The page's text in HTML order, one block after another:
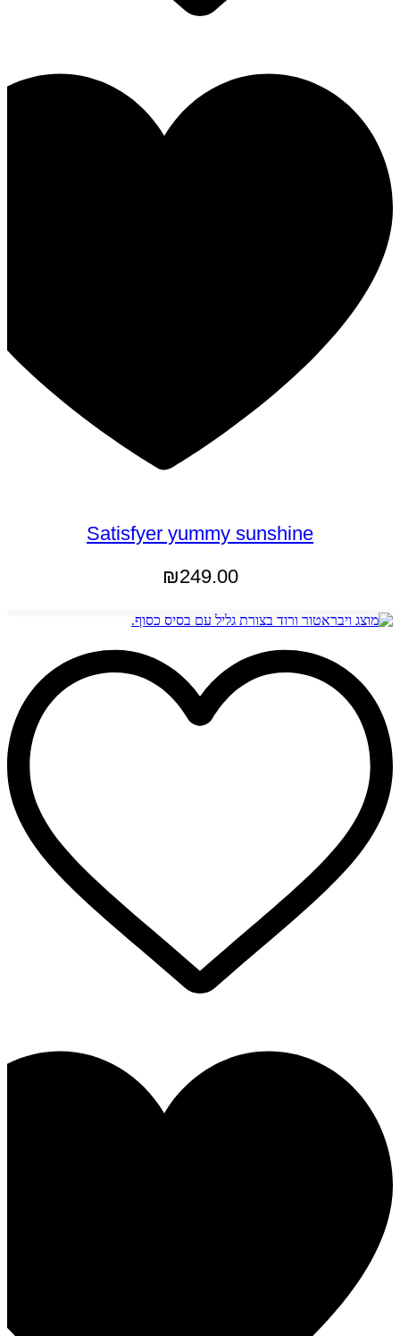
Satisfyer yummy sunshine
₪249.00